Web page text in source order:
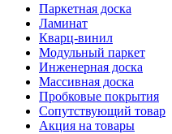
Паркетная доска
Ламинат
Кварц-винил
Модульный паркет
Инженерная доска
Массивная доска
Пробковые покрытия
Сопутствующий товар
Акция на товары